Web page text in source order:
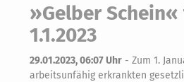
»Gelber
1.1.2023
29.01.2023, 06:07 Uhr - Zum 1.
arbeitsunfähig erkrankten